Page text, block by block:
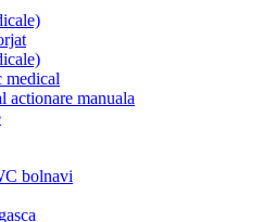
medical
actionare manuala
bolnavi